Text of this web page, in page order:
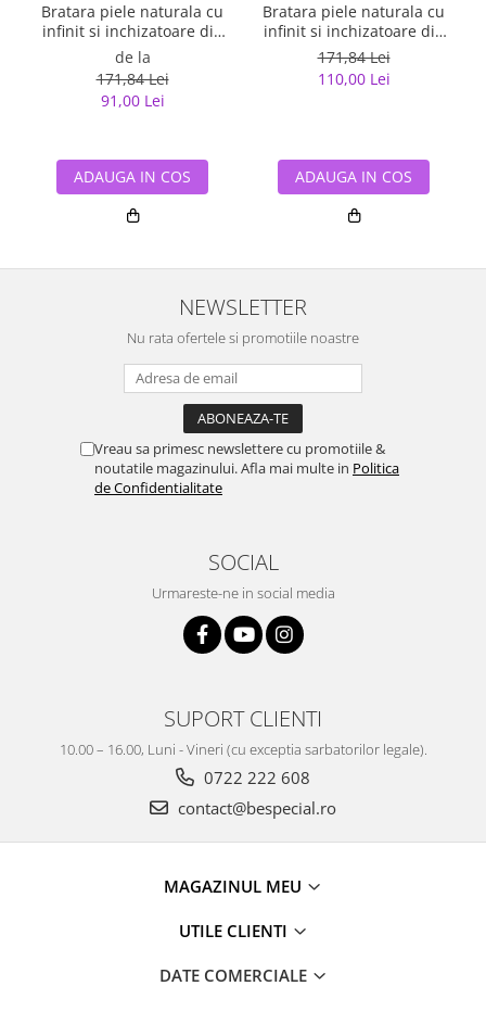
Bratara piele naturala cu
infinit si inchizatoare din
inox
de la
171,84 Lei
91,00 Lei
ADAUGA IN COS
Bratara piele naturala cu
infinit si inchizatoare din
inox
171,84 Lei
110,00 Lei
ADAUGA IN COS
NEWSLETTER
Nu rata ofertele si promotiile noastre
Vreau sa primesc newslettere cu promotiile &
noutatile magazinului. Afla mai multe in Politica
de Confidentialitate
SOCIAL
Urmareste-ne in social media
SUPORT CLIENTI
10.00 – 16.00, Luni - Vineri (cu exceptia sarbatorilor legale).
0722 222 608
contact@bespecial.ro
MAGAZINUL MEU
UTILE CLIENTI
DATE COMERCIALE